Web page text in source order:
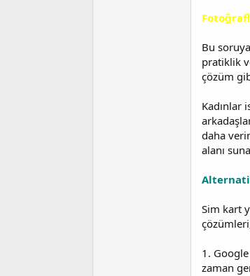
Bu
pratiklik
çözüm
Kadınlar
daha
alanı
Sim kart
1.
zaman